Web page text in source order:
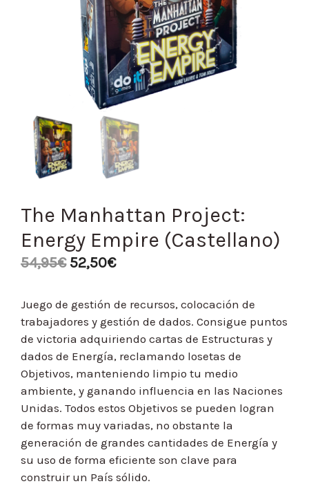
The Manhattan Project:
Energy Empire (Castellano)
54,95€ 52,50€
Juego de gestión de recursos, colocación de
trabajadores y gestión de dados. Consigue puntos
de victoria adquiriendo cartas de Estructuras y
dados de Energía, reclamando losetas de
Objetivos, manteniendo limpio tu medio
ambiente, y ganando influencia en las Naciones
Unidas. Todos estos Objetivos se pueden logran
de formas muy variadas, no obstante la
generación de grandes cantidades de Energía y
su uso de forma eficiente son clave para
construir un País sólido.